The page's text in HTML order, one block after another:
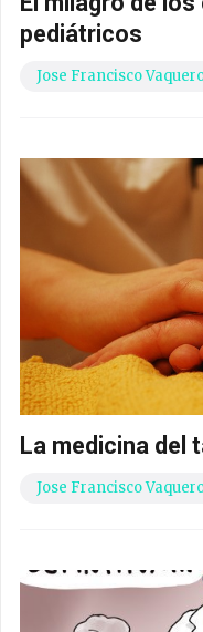
pediátricos
Jose Francisco
La medicina del
Jose Francisco